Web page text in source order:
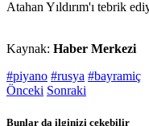
Atahan Yıldırım'ı tebrik
Kaynak: Haber Merkezi
#piyano #rusya #bayramiç
Önceki Sonraki
Bunlar da ilginizi çekebilir